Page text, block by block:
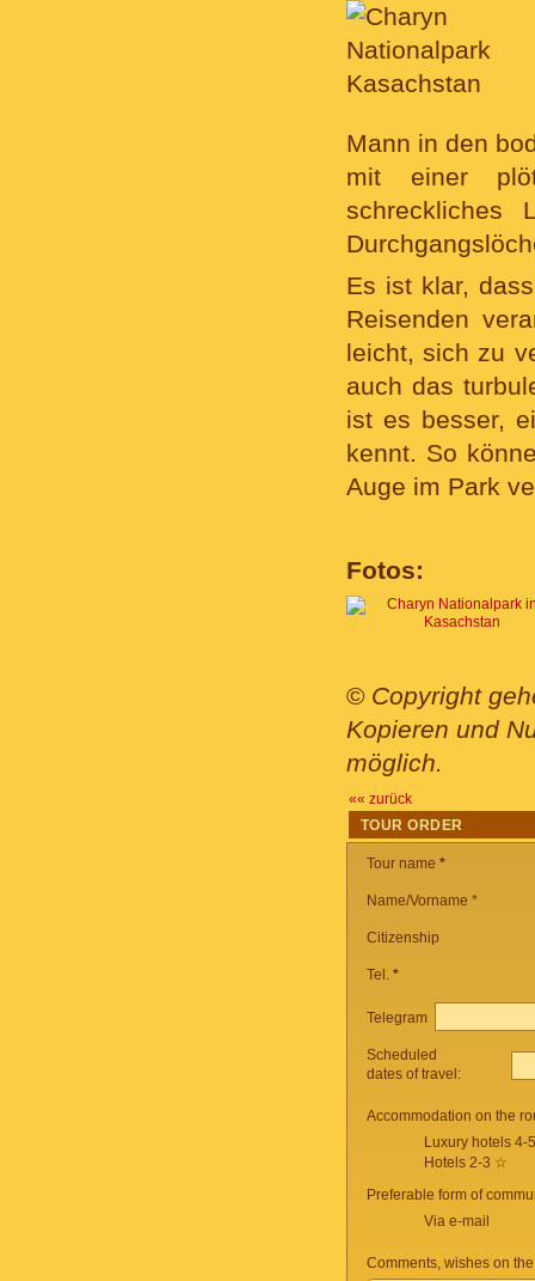
Mann in den
mit einer
schreckliches
Es ist klar,
Reisenden
leicht, sich zu
auch das
ist es besser,
kennt. So
Auge im Park
Fotos:
© Copyright
Kopieren und
möglich.
«« zurück
TOUR ORDER
Tour name *
Name/Vorname *
Citizenship
Tel. *
Telegram
Scheduled
dates of travel:
Accommodation on the
Luxury hotels 4-
Hotels 2-3 ☆
Preferable form of
Via e-mail
Comments, wishes on